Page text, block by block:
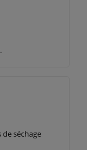
séchage